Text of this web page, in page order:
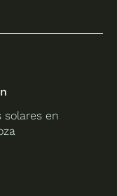
solares en